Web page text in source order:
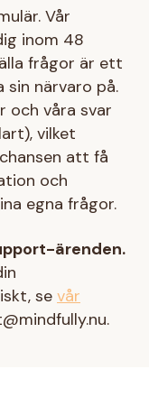
Vår
inom 48
frågor är ett
närvaro på.
och våra svar
vilket
att få
och
egna frågor.
ärenden.
se vår